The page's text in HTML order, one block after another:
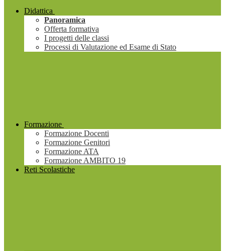
Didattica
Panoramica
Offerta formativa
I progetti delle classi
Processi di Valutazione ed Esame di Stato
Formazione
Formazione Docenti
Formazione Genitori
Formazione ATA
Formazione AMBITO 19
Reti Scolastiche